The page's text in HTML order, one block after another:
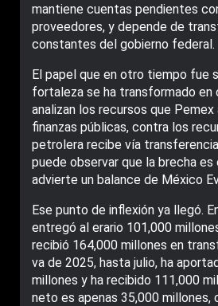
mantiene cuentas pendientes
proveedores, y depende de
constantes del gobierno federal.
El papel que en otro tiempo fue
fortaleza se ha transformado en
analizan los recursos que Pemex
finanzas públicas, contra los
petrolera recibe vía
puede observar que la brecha es
advierte un balance de México
Ese punto de inflexión ya llegó.
entregó al erario 101,000
recibió 164,000 millones en
va de 2025, hasta julio, ha
millones y ha recibido 111,000
neto es apenas 35,000 millones,